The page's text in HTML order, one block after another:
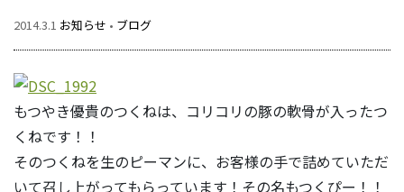
2014.3.1 お知らせ • ブログ
もつやき優貴のつくねは、コリコリの豚の軟骨が入ったつ
くねです！！
そのつくねを生のピーマンに、お客様の手で詰めていただ
いて召し上がってもらっています！その名もつくぴー！！